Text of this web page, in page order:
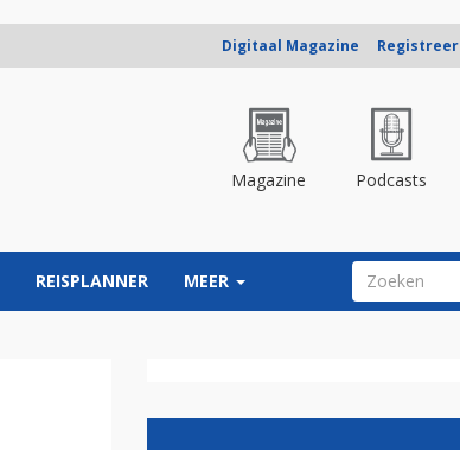
Digitaal Magazine Registreer
Magazine Podcasts
REISPLANNER MEER ZOEKVELD